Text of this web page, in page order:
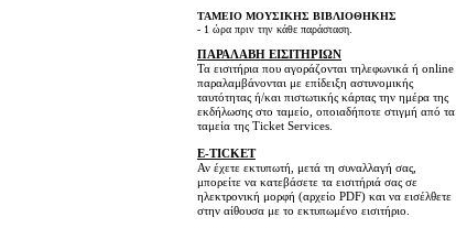
ΤΑΜΕΙΟ ΜΟΥΣΙΚΗΣ ΒΙΒΛΙΟΘΗΚΗΣ
- 1 ώρα πριν την κάθε παράσταση.
ΠΑΡΑΛΑΒΗ ΕΙΣΙΤΗΡΙΩΝ
Τα εισιτήρια που αγοράζονται τηλεφωνικά ή οnline
παραλαμβάνονται με επίδειξη αστυνομικής
ταυτότητας ή/και πιστωτικής κάρτας την ημέρα της
εκδήλωσης στο ταμείο , οποιαδήποτε στιγμή από τα
ταμεία της Ticket Services.
E-TICKET
Αν έχετε εκτυπωτή, μετά τη συναλλαγή σας,
μπορείτε να κατεβάσετε τα εισιτήριά σας σε
ηλεκτρονική μορφή (αρχείο PDF) και να εισέλθετε
στην αίθουσα με το εκτυπωμένο εισιτήριο.